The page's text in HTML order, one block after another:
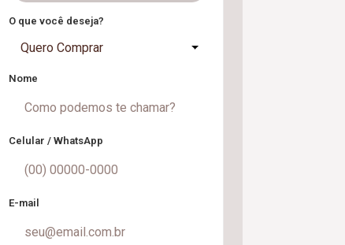
O que você deseja?
Quero Comprar
Nome
Celular / WhatsApp
E-mail